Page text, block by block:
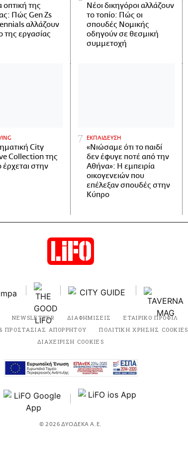
οπτική της
Πώς Gen Zs
αλλάζουν
της εργασίας
Νέοι δικηγόροι αλλάζουν
το τοπίο: Πώς οι
σπουδές Νομικής
οδηγούν σε θεσμική
συμμετοχή
City
Collection της
έρχεται στην
ΕΚΠΑΙΔΕΥΣΗ
«Νιώσαμε ότι το παιδί
δεν έφυγε ποτέ από την
Αθήνα»: Η εμπειρία
οικογενειών που
επέλεξαν σπουδές στην
Κύπρο
NEWSLETTER ΔΙΑΦΗΜΙΣΕΙΣ ΕΤΑΙΡΙΚΟ ΠΡΟΦΙΛ
ΠΡΟΣΤΑΣΙΑΣ ΑΠΟΡΡΗΤΟΥ
ΠΟΛΙΤΙΚΗ ΧΡΗΣΗΣ COOKIES
ΔΙΑΧΕΙΡΙΣΗ COOKIES
© 2026 ΔΥΟΔΕΚΑ Α.Ε.